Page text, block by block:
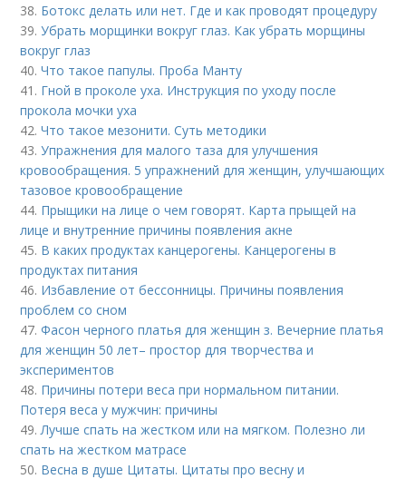
38. Ботокс делать или нет. Где и как проводят процедуру
39.Убрать морщинки вокруг глаз. Как убрать морщины
вокруг глаз
40.Что такое папулы. Проба Манту
41. Гной в проколе уха. Инструкция по уходу после
прокола мочки уха
42.Что такое мезонити. Суть методики
43.Упражнения для малого таза для улучшения
кровообращения. 5 упражнений для женщин, улучшающих
тазовое кровообращение
44. Прыщики на лице о чем говорят. Карта прыщей на
лице и внутренние причины появления акне
45. В каких продуктах канцерогены. Канцерогены в
продуктах питания
46. Избавление от бессонницы. Причины появления
проблем со сном
47.Фасон черного платья для женщин з. Вечерние платья
для женщин 50 лет– простор для творчества и
экспериментов
48. Причины потери веса при нормальном питании.
Потеря веса у мужчин: причины
49.Лучше спать на жестком или на мягком. Полезно ли
спать на жестком матрасе
50. Весна в душе Цитаты. Цитаты про весну и